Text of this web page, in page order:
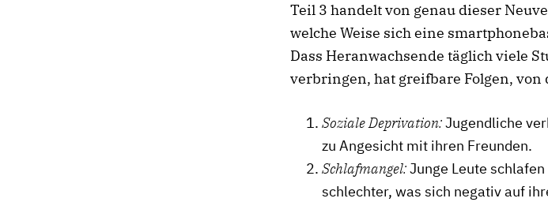
Teil 3 handelt von genau dieser
welche Weise sich eine
Dass Heranwachsende täglich viele
verbringen, hat greifbare Folgen,
Soziale Deprivation:Jugendliche
zu Angesicht mit ihren Freunden.
Schlafmangel:Junge Leute
schlechter, was sich negativ auf